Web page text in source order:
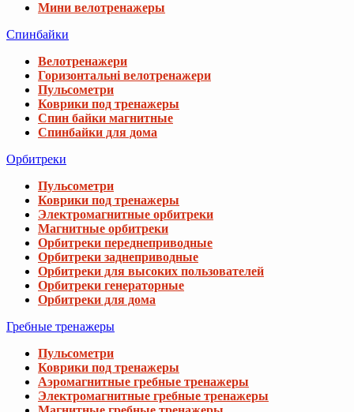
Мини велотренажеры
Спинбайки
Велотренажери
Горизонтальні велотренажери
Пульсометри
Коврики под тренажеры
Спин байки магнитные
Спинбайки для дома
Орбитреки
Пульсометри
Коврики под тренажеры
Электромагнитные орбитреки
Магнитные орбитреки
Орбитреки переднеприводные
Орбитреки заднеприводные
Орбитреки для высоких пользователей
Орбитреки генераторные
Орбитреки для дома
Гребные тренажеры
Пульсометри
Коврики под тренажеры
Аэромагнитные гребные тренажеры
Электромагнитные гребные тренажеры